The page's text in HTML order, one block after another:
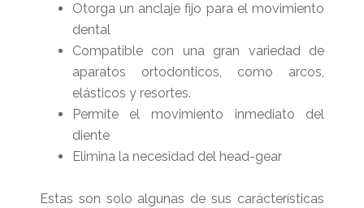
Otorga un anclaje fijo para el movimiento
dental
Compatible con una gran variedad de
aparatos ortodonticos, como arcos,
elásticos y resortes.
Permite el movimiento inmediato del
diente
Elimina la necesidad del head-gear
Estas son solo algunas de sus carácterísticas